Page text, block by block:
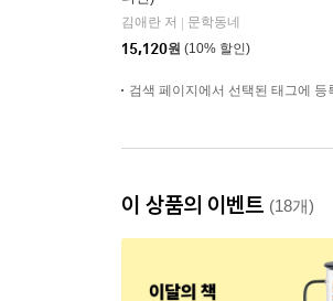
김애란 저
문학동네
15,120원 (10% 할인)
검색 페이지에서 선택된 태그에
이 상품의 이벤트 (18개)